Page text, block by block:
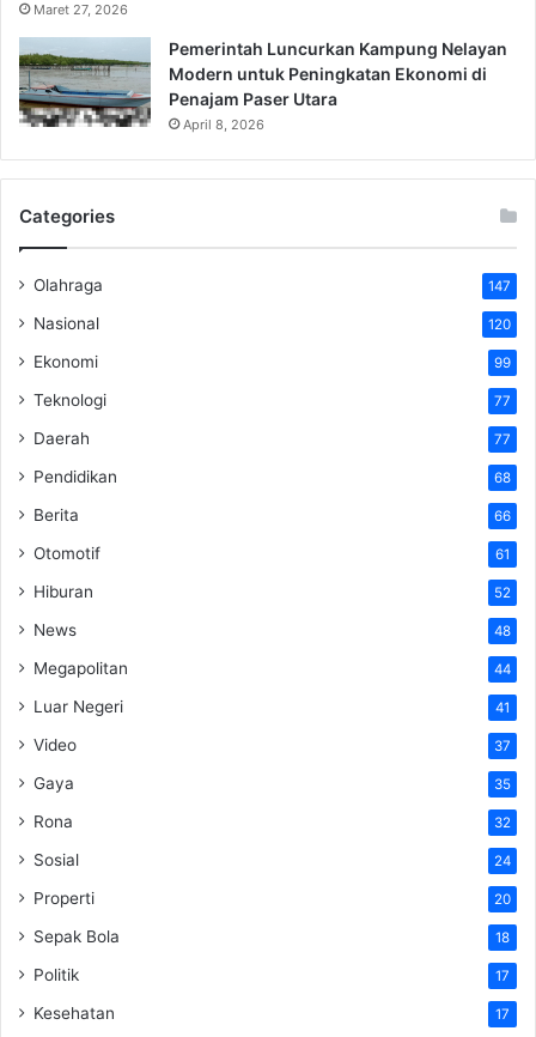
Maret 27, 2026
Pemerintah Luncurkan Kampung Nelayan
Modern untuk Peningkatan Ekonomi di
Penajam Paser Utara
April 8, 2026
Categories
Olahraga 147
Nasional 120
Ekonomi 99
Teknologi 77
Daerah 77
Pendidikan 68
Berita 66
Otomotif 61
Hiburan 52
News 48
Megapolitan 44
Luar Negeri 41
Video 37
Gaya 35
Rona 32
Sosial 24
Properti 20
Sepak Bola 18
Politik 17
Kesehatan 17